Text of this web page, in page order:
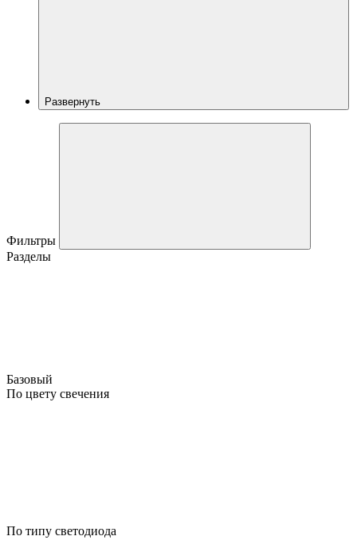
Развернуть
Фильтры
Разделы
Базовый
По цвету свечения
По типу светодиода